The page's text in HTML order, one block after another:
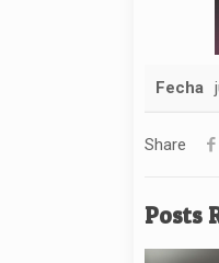
Fecha
Share
Posts